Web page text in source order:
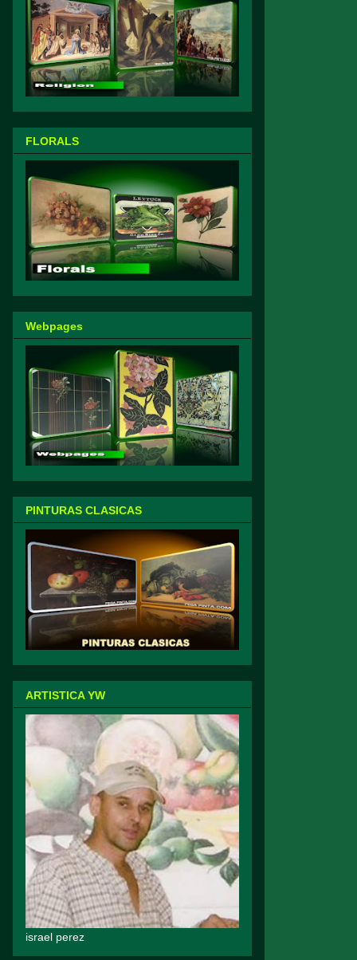
FLORALS
Webpages
PINTURAS CLASICAS
ARTISTICA YW
israel perez